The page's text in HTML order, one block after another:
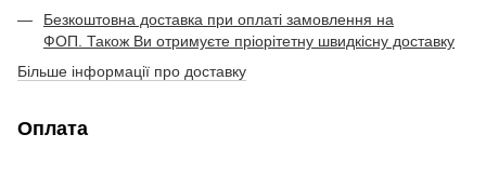
Безкоштовна доставка при оплаті замовлення на
ФОП. Також Ви отримуєте пріорітетну швидкісну доставку
Більше інформації про доставку
Оплата